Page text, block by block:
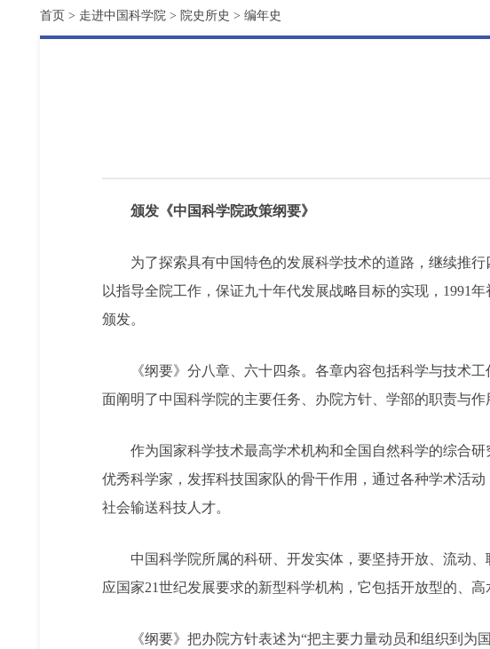
首页 > 走进中国科学院 > 院史所史 > 编年史
颁发《中国科学院政策纲要》
为了探索具有中国特色的发展科学技术的道路，继续推行
以指导全院工作，保证九十年代发展战略目标的实现，1991
颁发。
《纲要》分八章、六十四条。各章内容包括科学与技术工
面阐明了中国科学院的主要任务、办院方针、学部的职责与
作为国家科学技术最高学术机构和全国自然科学的综合研
优秀科学家，发挥科技国家队的骨干作用，通过各种学术活
社会输送科技人才。
中国科学院所属的科研、开发实体，要坚持开放、流动、
应国家21世纪发展要求的新型科学机构，它包括开放型的、
《纲要》把办院方针表述为“把主要力量动员和组织到为